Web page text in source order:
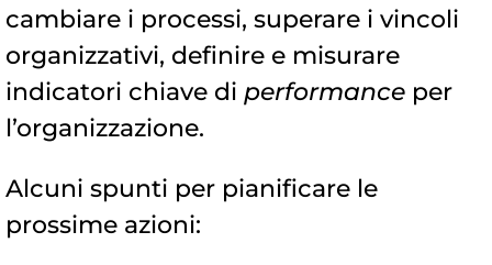
cambiare i processi, superare i vincoli
organizzativi, definire e misurare
indicatori chiave di performance per
l’organizzazione.
Alcuni spunti per pianificare le
prossime azioni: